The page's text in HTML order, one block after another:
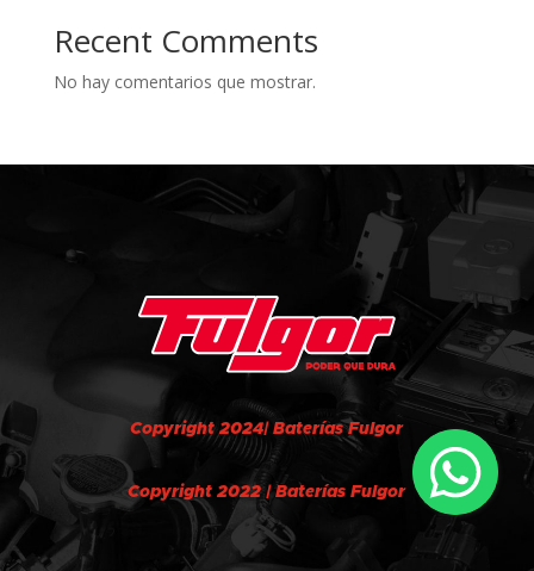
Recent Comments
No hay comentarios que mostrar.
Copyright 2024| Baterías Fulgor
Copyright 2022 | Baterías Fulgor